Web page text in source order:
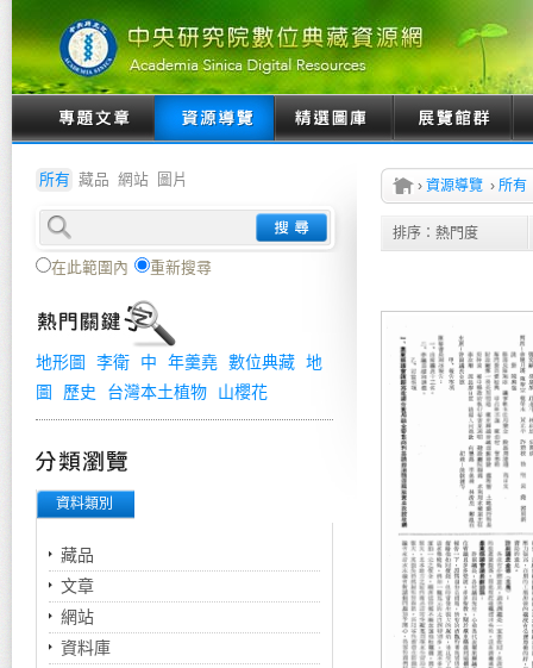
所有 藏品 網站 圖片
在此範圍內 重新搜尋
地形圖 李衛 中 年羹堯 數位典藏 地
圖
歷史 台灣本土植物 山櫻花
資料類別
藏品
文章
網站
資料庫
› 資源導覽 › 所有
排序： 熱門度